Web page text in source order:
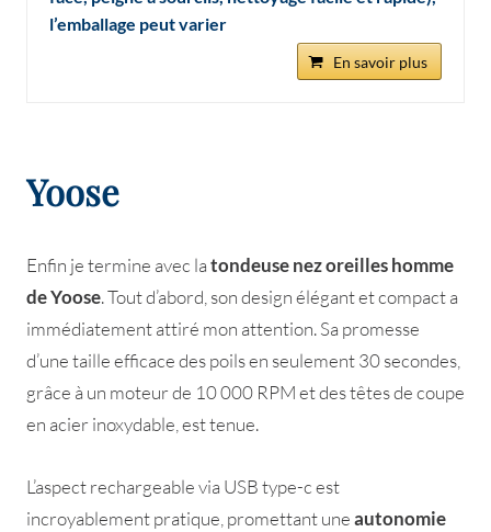
l’emballage peut varier
En savoir plus
Yoose
Enfin je termine avec latondeuse nez oreilles homme
de Yoose. Tout d’abord, son design élégant et compact a
immédiatement attiré mon attention. Sa promesse
d’une taille efficace des poils en seulement 30 secondes,
grâce à un moteur de 10 000 RPM et des têtes de coupe
en acier inoxydable, est tenue.
L’aspect rechargeable via USB type-c est
incroyablement pratique, promettant uneautonomie